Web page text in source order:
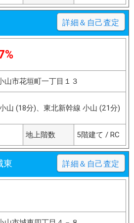
詳細＆自己査定
山市花垣町一丁目１３
山 (18分)、東北新幹線 小山 (21分)
地上階数 5階建て / RC
東 詳細＆自己査定